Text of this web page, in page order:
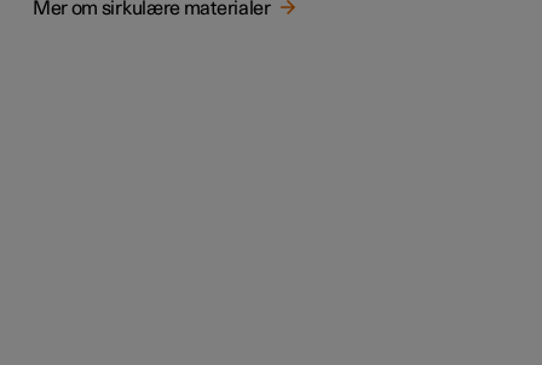
Mer om sirkulære materialer